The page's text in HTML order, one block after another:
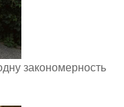
закономерность